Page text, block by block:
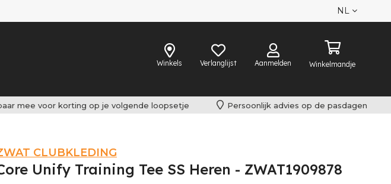
NL
Winkels Verlanglijst Aanmelden Winkelmandje
mee voor korting op je volgende loopsetje Persoonlijk advies op de pasdagen
CLUBKLEDING
Unify Training Tee SS Heren - ZWAT1909878